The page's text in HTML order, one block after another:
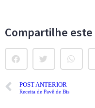
Compartilhe
POST ANTERIOR
Receita de Pavê de Bis